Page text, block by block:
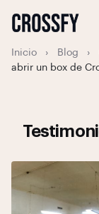
Inicio › Blog ›
abrir un box de